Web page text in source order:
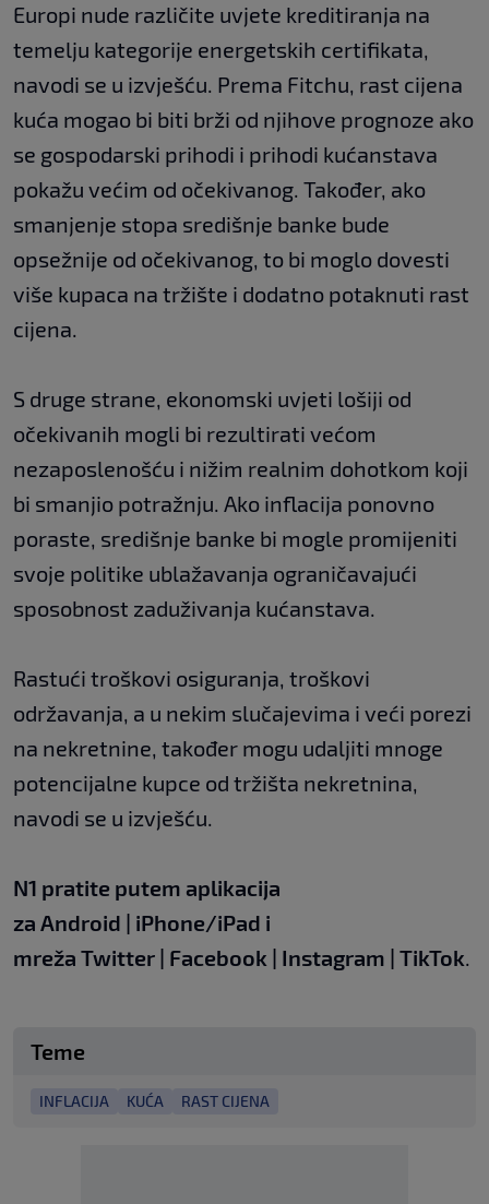
Europi nude različite uvjete kreditiranja na
temelju kategorije energetskih certifikata,
navodi se u izvješću. Prema Fitchu, rast cijena
kuća mogao bi biti brži od njihove prognoze ako
se gospodarski prihodi i prihodi kućanstava
pokažu većim od očekivanog. Također, ako
smanjenje stopa središnje banke bude
opsežnije od očekivanog, to bi moglo dovesti
više kupaca na tržište i dodatno potaknuti rast
cijena.
S druge strane, ekonomski uvjeti lošiji od
očekivanih mogli bi rezultirati većom
nezaposlenošću i nižim realnim dohotkom koji
bi smanjio potražnju. Ako inflacija ponovno
poraste, središnje banke bi mogle promijeniti
svoje politike ublažavanja ograničavajući
sposobnost zaduživanja kućanstava.
Rastući troškovi osiguranja, troškovi
održavanja, a u nekim slučajevima i veći porezi
na nekretnine, također mogu udaljiti mnoge
potencijalne kupce od tržišta nekretnina,
navodi se u izvješću.
N1 pratite putem aplikacija
za Android | iPhone/iPad i
mreža Twitter | Facebook | Instagram | TikTok.
Teme
INFLACIJA KUĆA RAST CIJENA